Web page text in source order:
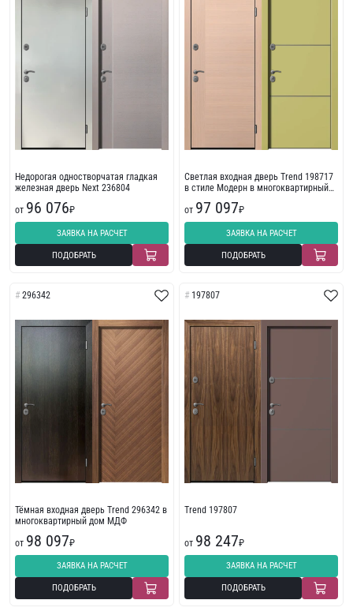
Недорогая одностворчатая гладкая
железная дверь Next 236804
от 96 076₽
ЗАЯВКА НА РАСЧЕТ
ПОДОБРАТЬ
Светлая входная дверь Trend 198717
в стиле Модерн в многоквартирный
от 97 097₽
ЗАЯВКА НА РАСЧЕТ
ПОДОБРАТЬ
296342
Тёмная входная дверь Trend 296342 в
многоквартирный дом МДФ
от 98 097₽
ЗАЯВКА НА РАСЧЕТ
ПОДОБРАТЬ
197807
Trend 197807
от 98 247₽
ЗАЯВКА НА РАСЧЕТ
ПОДОБРАТЬ